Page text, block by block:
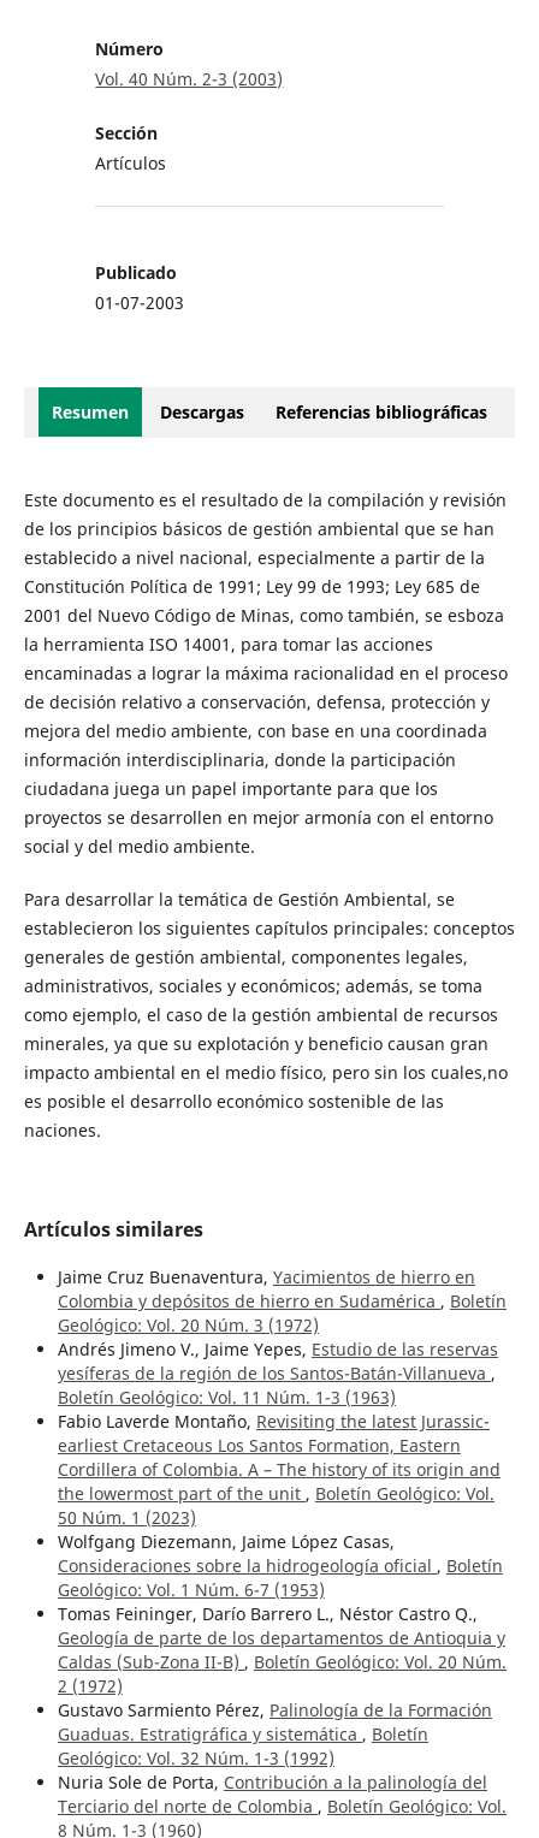
Número
Vol. 40 Núm. 2-3 (2003)
Sección
Artículos
Publicado
01-07-2003
Resumen Descargas Referencias bibliográficas
Este documento es el resultado de la compilación y revisión
de los principios básicos de gestión ambiental que se han
establecido a nivel nacional, especialmente a partir de la
Constitución Política de 1991; Ley 99 de 1993; Ley 685 de
2001 del Nuevo Código de Minas, como también, se esboza
la herramienta ISO 14001, para tomar las acciones
encaminadas a lograr la máxima racionalidad en el proceso
de decisión relativo a conservación, defensa, protección y
mejora del medio ambiente, con base en una coordinada
información interdisciplinaria, donde la participación
ciudadana juega un papel importante para que los
proyectos se desarrollen en mejor armonía con el entorno
social y del medio ambiente.
Para desarrollar la temática de Gestión Ambiental, se
establecieron los siguientes capítulos principales: conceptos
generales de gestión ambiental, componentes legales,
administrativos, sociales y económicos; además, se toma
como ejemplo, el caso de la gestión ambiental de recursos
minerales, ya que su explotación y beneficio causan gran
impacto ambiental en el medio físico, pero sin los cuales,no
es posible el desarrollo económico sostenible de las
naciones.
Artículos similares
Jaime Cruz Buenaventura, Yacimientos de hierro en
Colombia y depósitos de hierro en Sudamérica , Boletín
Geológico: Vol. 20 Núm. 3 (1972)
Andrés Jimeno V., Jaime Yepes, Estudio de las reservas
yesíferas de la región de los Santos-Batán-Villanueva ,
Boletín Geológico: Vol. 11 Núm. 1-3 (1963)
Fabio Laverde Montaño, Revisiting the latest Jurassic-
earliest Cretaceous Los Santos Formation, Eastern
Cordillera of Colombia. A – The history of its origin and
the lowermost part of the unit , Boletín Geológico: Vol.
50 Núm. 1 (2023)
Wolfgang Diezemann, Jaime López Casas,
Consideraciones sobre la hidrogeología oficial , Boletín
Geológico: Vol. 1 Núm. 6-7 (1953)
Tomas Feininger, Darío Barrero L., Néstor Castro Q.,
Geología de parte de los departamentos de Antioquia y
Caldas (Sub-Zona II-B) , Boletín Geológico: Vol. 20 Núm.
2 (1972)
Gustavo Sarmiento Pérez, Palinología de la Formación
Guaduas. Estratigráfica y sistemática , Boletín
Geológico: Vol. 32 Núm. 1-3 (1992)
Nuria Sole de Porta, Contribución a la palinología del
Terciario del norte de Colombia , Boletín Geológico: Vol.
8 Núm. 1-3 (1960)